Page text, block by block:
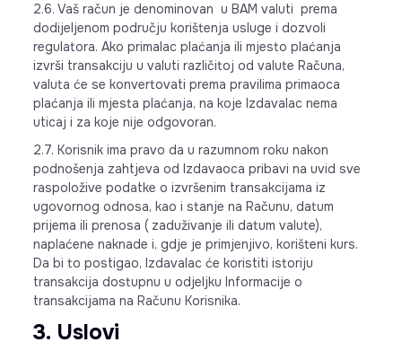
2.6. Vaš račun je denominovan u BAM valuti prema
dodijeljenom području korištenja usluge i dozvoli
regulatora. Ako primalac plaćanja ili mjesto plaćanja
izvrši transakciju u valuti različitoj od valute Računa,
valuta će se konvertovati prema pravilima primaoca
plaćanja ili mjesta plaćanja, na koje Izdavalac nema
uticaj i za koje nije odgovoran.
2.7. Korisnik ima pravo da u razumnom roku nakon
podnošenja zahtjeva od Izdavaoca pribavi na uvid sve
raspoložive podatke o izvršenim transakcijama iz
ugovornog odnosa, kao i stanje na Računu, datum
prijema ili prenosa ( zaduživanje ili datum valute),
naplaćene naknade i, gdje je primjenjivo, korišteni kurs.
Da bi to postigao, Izdavalac će koristiti istoriju
transakcija dostupnu u odjeljku Informacije o
transakcijama na Računu Korisnika.
3. Uslovi